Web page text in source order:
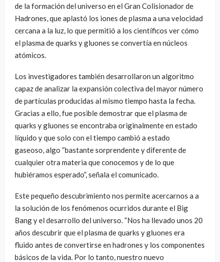
de la formación del universo en el Gran Colisionador de
Hadrones, que aplastó los iones de plasma a una velocidad
cercana a la luz, lo que permitió a los científicos ver cómo
el plasma de quarks y gluones se convertía en núcleos
atómicos.
Los investigadores también desarrollaron un algoritmo
capaz de analizar la expansión colectiva del mayor número
de partículas producidas al mismo tiempo hasta la fecha.
Gracias a ello, fue posible demostrar que el plasma de
quarks y gluones se encontraba originalmente en estado
líquido y que solo con el tiempo cambió a estado
gaseoso, algo “bastante sorprendente y diferente de
cualquier otra materia que conocemos y de lo que
hubiéramos esperado”, señala el comunicado.
Este pequeño descubrimiento nos permite acercarnos a a
la solución de los fenómenos ocurridos durante el Big
Bang y el desarrollo del universo. “Nos ha llevado unos 20
años descubrir que el plasma de quarks y gluones era
fluido antes de convertirse en hadrones y los componentes
básicos de la vida. Por lo tanto, nuestro nuevo